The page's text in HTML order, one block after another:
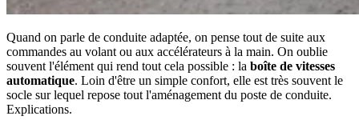
Quand on parle de conduite adaptée, on pense tout de suite aux
commandes au volant ou aux accélérateurs à la main. On oublie
souvent l'élément qui rend tout cela possible : la boîte de vitesses
automatique. Loin d'être un simple confort, elle est très souvent le
socle sur lequel repose tout l'aménagement du poste de conduite.
Explications.